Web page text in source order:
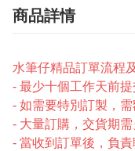
商品詳情
水筆仔精品訂單流程
- 最少十個工作天前提
- 如需要特別訂製，需
- 大量訂購，交貨期需
- 當收到訂單後，負